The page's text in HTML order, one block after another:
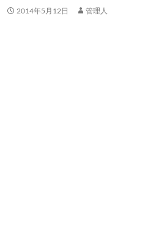
2014年5月12日 管理人